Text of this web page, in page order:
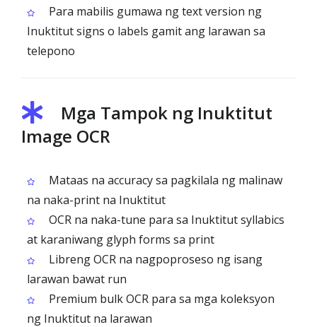
Para mabilis gumawa ng text version ng
Inuktitut signs o labels gamit ang larawan sa
telepono
Mga Tampok ng Inuktitut
Image OCR
Mataas na accuracy sa pagkilala ng malinaw
na naka-print na Inuktitut
OCR na naka-tune para sa Inuktitut syllabics
at karaniwang glyph forms sa print
Libreng OCR na nagpoproseso ng isang
larawan bawat run
Premium bulk OCR para sa mga koleksyon
ng Inuktitut na larawan